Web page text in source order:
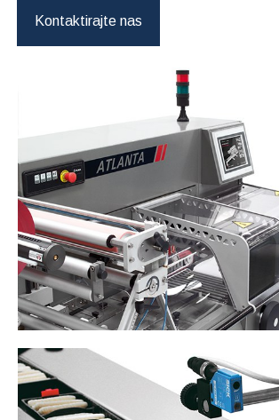
Kontaktirajte nas